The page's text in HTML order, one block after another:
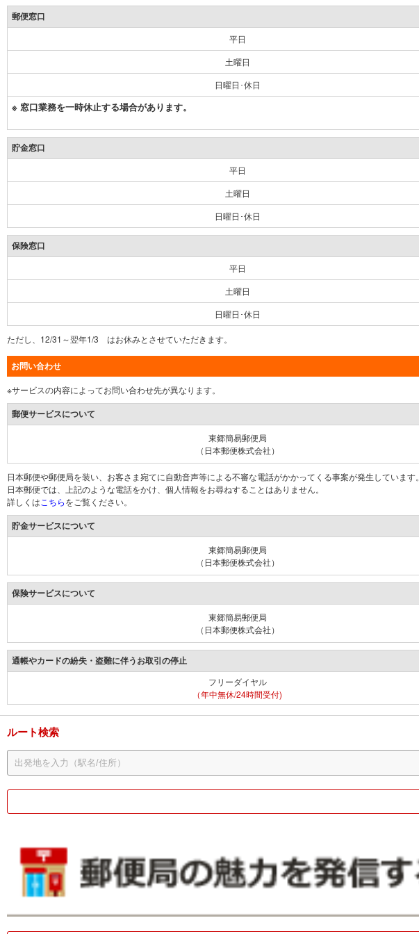
郵便窓口
平日
土曜日
日曜日･休日
※ 窓口業務を一時休止する場合があります。
貯金窓口
平日
土曜日
日曜日･休日
保険窓口
平日
土曜日
日曜日･休日
ただし、12/31～翌年1/3 はお休みとさせていただきます。
お問い合わせ
※サービスの内容によってお問い合わせ先が異なります。
郵便サービスについて
東郷簡易郵便局
（日本郵便株式会社）
日本郵便や郵便局を装い、お客さま宛てに自動音声等による不審な電話がかかってくる事案が発生しています。
日本郵便では、上記のような電話をかけ、個人情報をお尋ねすることはありません。
詳しくは こちらをご覧ください。
貯金サービスについて
東郷簡易郵便局
（日本郵便株式会社）
保険サービスについて
東郷簡易郵便局
（日本郵便株式会社）
通帳やカードの紛失・盗難に伴うお取引の停止
フリーダイヤル
（年中無休/24時間受付)
ルート検索